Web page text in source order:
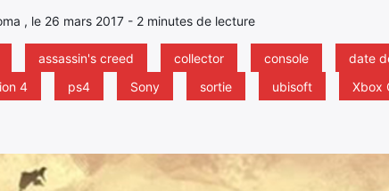
, le 26 mars 2017 - 2 minutes de lecture
assassin's creed collector console date
4
ps4 Sony sortie ubisoft Xbox